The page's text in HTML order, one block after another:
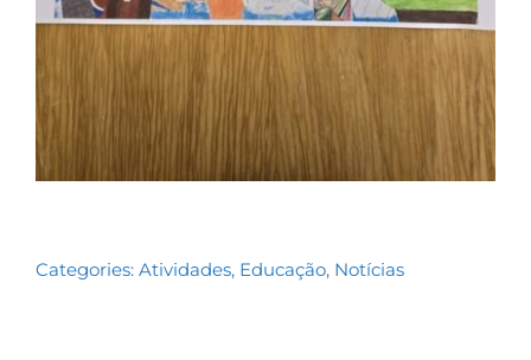
Categories: Atividades, Educação, Notícias